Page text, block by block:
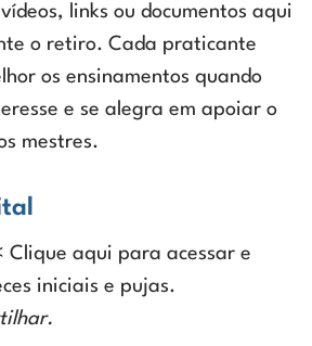
links ou documentos aqui
o retiro. Cada praticante
os ensinamentos quando
e se alegra em apoiar o
mestres.
Clique aqui para acessar e
iniciais e pujas.